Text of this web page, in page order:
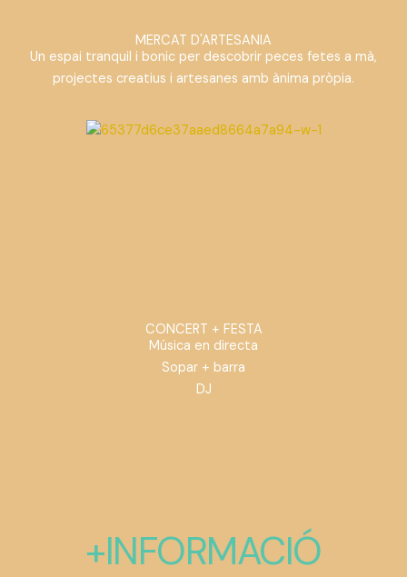
MERCAT D'ARTESANIA
Un espai tranquil i bonic per descobrir peces fetes a mà,
projectes creatius i artesanes amb ànima pròpia.
CONCERT + FESTA
Música en directa
Sopar + barra
DJ
+INFORMACIÓ